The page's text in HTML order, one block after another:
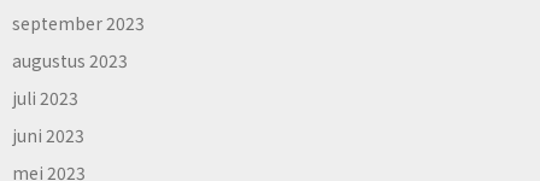
september 2023
augustus 2023
juli 2023
juni 2023
mei 2023